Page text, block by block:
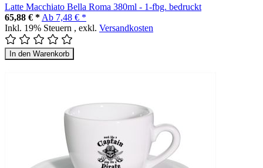
Latte Macchiato Bella Roma 380ml - 1-fbg. bedruckt
65,88 € * Ab 7,48 € *
Inkl. 19% Steuern , exkl. Versandkosten
In den Warenkorb